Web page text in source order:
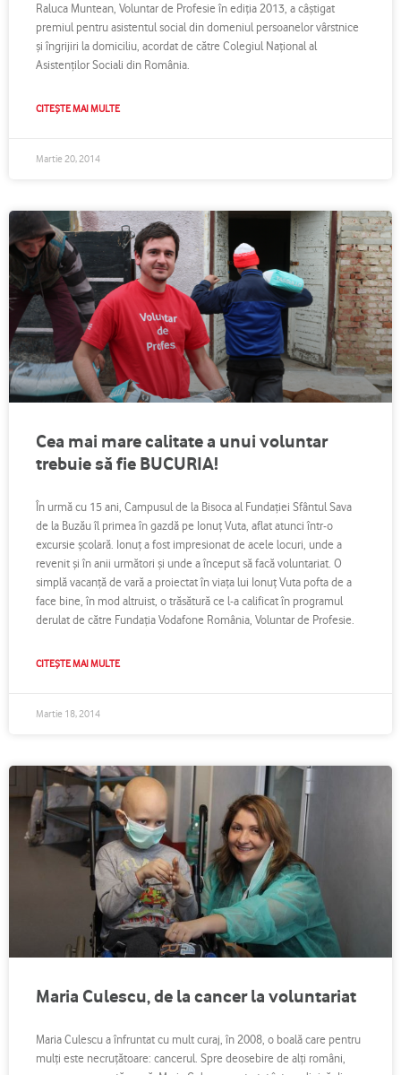
Raluca Muntean, Voluntar de Profesie în ediţia 2013, a câştigat
premiul pentru asistentul social din domeniul persoanelor vârstnice
şi îngrijiri la domiciliu, acordat de către Colegiul Naţional al
Asistenţilor Sociali din România.
CITEȘTE MAI MULTE
Martie 20, 2014
Cea mai mare calitate a unui voluntar
trebuie să fie BUCURIA!
În urmă cu 15 ani, Campusul de la Bisoca al Fundaţiei Sfântul Sava
de la Buzău îl primea în gazdă pe Ionuţ Vuta, aflat atunci într-o
excursie şcolară. Ionuţ a fost impresionat de acele locuri, unde a
revenit şi în anii următori şi unde a început să facă voluntariat. O
simplă vacanţă de vară a proiectat în viaţa lui Ionuţ Vuta pofta de a
face bine, în mod altruist, o trăsătură ce l-a calificat în programul
derulat de către Fundaţia Vodafone România, Voluntar de Profesie.
CITEȘTE MAI MULTE
Martie 18, 2014
Maria Culescu, de la cancer la voluntariat
Maria Culescu a înfruntat cu mult curaj, în 2008, o boală care pentru
mulţi este necruţătoare: cancerul. Spre deosebire de alţi români,